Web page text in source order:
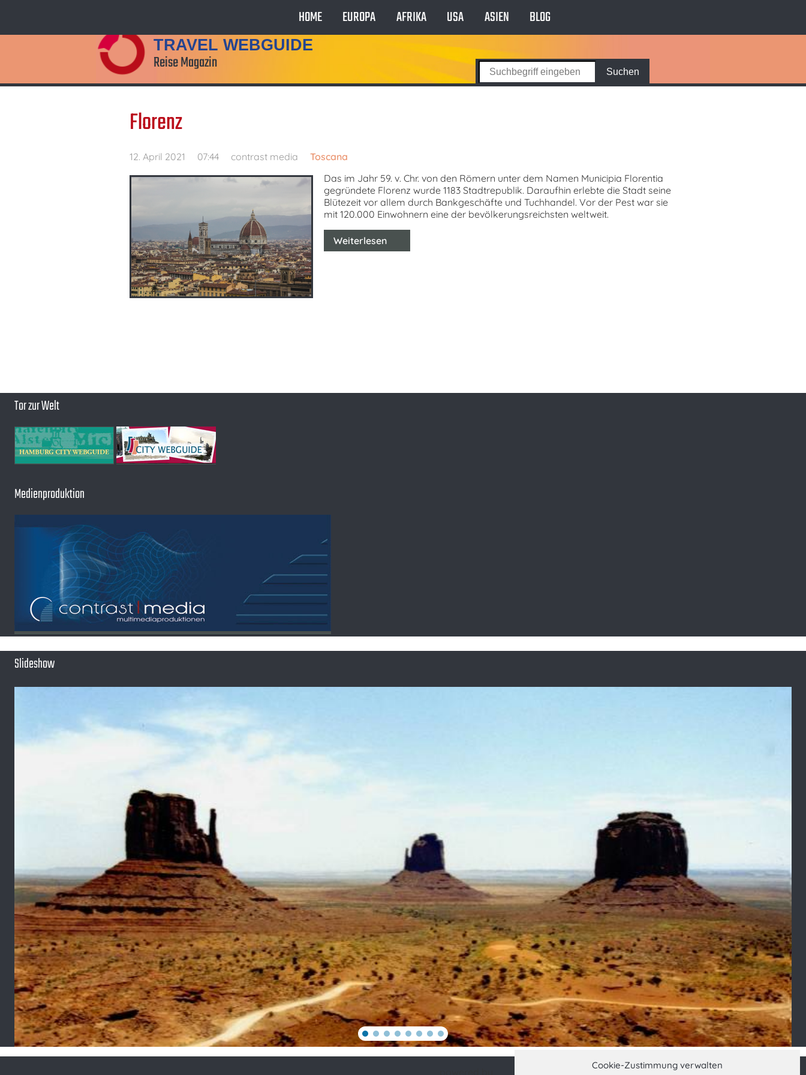
Cookie-Zustimmung verwalten
HOME EUROPA AFRIKA USA ASIEN BLOG
TRAVEL WEBGUIDE
Reise Magazin
Florenz
12. April 2021 07:44 contrast media
Toscana
Das im Jahr 59. v. Chr. von den Römern unter dem Namen Municipia Florentia
gegründete Florenz wurde 1183 Stadtrepublik. Daraufhin erlebte die Stadt seine
Blütezeit vor allem durch Bankgeschäfte und Tuchhandel. Vor der Pest war sie
mit 120.000 Einwohnern eine der bevölkerungsreichsten weltweit.
Weiterlesen
Tor zur Welt
Medienproduktion
Slideshow